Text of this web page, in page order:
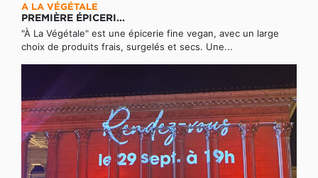
A LA VÉGÉTALE
PREMIÈRE ÉPICERI...
"À La Végétale" est une épicerie fine vegan, avec un large
choix de produits frais, surgelés et secs. Une...